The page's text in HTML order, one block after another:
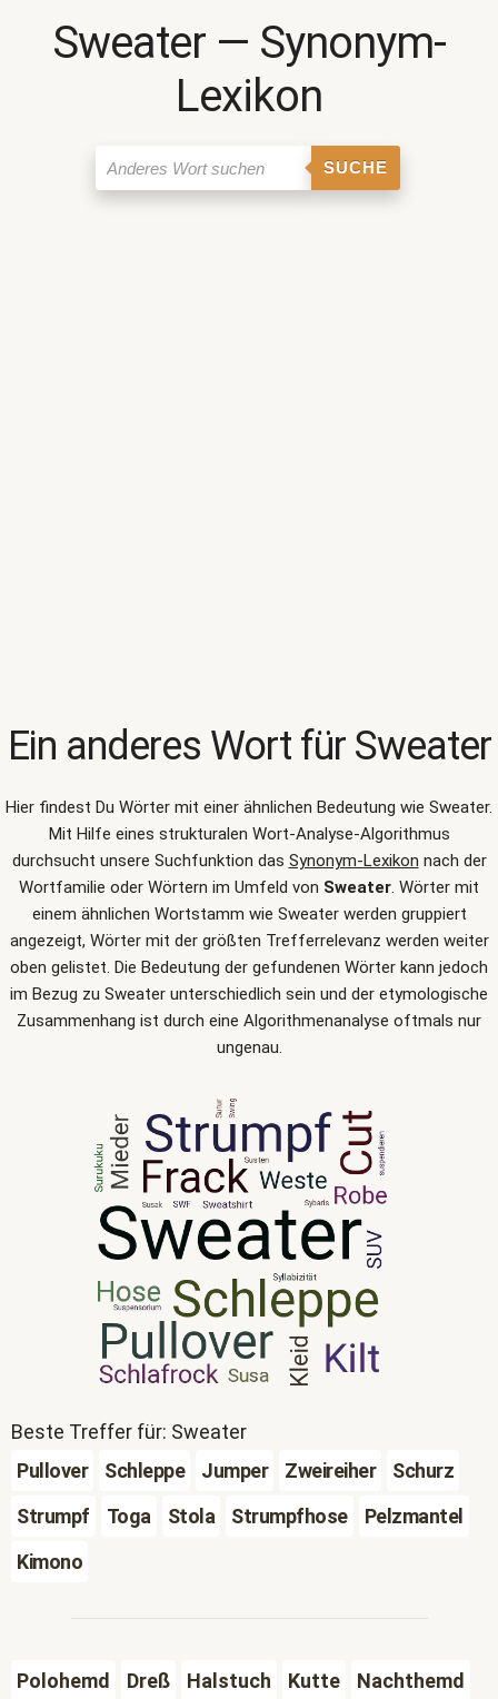
Sweater ― Synonym-
Lexikon
SUCHE
Ein anderes Wort für Sweater
Hier findest Du Wörter mit einer ähnlichen Bedeutung wie Sweater.
Mit Hilfe eines strukturalen Wort-Analyse-Algorithmus
durchsucht unsere Suchfunktion das Synonym-Lexikon nach der
Wortfamilie oder Wörtern im Umfeld von Sweater. Wörter mit
einem ähnlichen Wortstamm wie Sweater werden gruppiert
angezeigt, Wörter mit der größten Trefferrelevanz werden weiter
oben gelistet. Die Bedeutung der gefundenen Wörter kann jedoch
im Bezug zu Sweater unterschiedlich sein und der etymologische
Zusammenhang ist durch eine Algorithmenanalyse oftmals nur
ungenau.
Beste Treffer für: Sweater
Pullover
Schleppe Jumper Zweireiher
Schurz
Strumpf
Toga Stola Strumpfhose
Pelzmantel
Kimono
Polohemd Dreß Halstuch Kutte
Nachthemd